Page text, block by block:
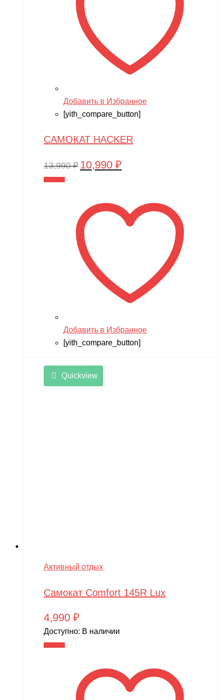
Добавить в Избранное
[yith_compare_button]
САМОКАТ HACKER
13,990₽ Первоначальная
13,990 ₽.
10,990 ₽
Добавить в Избранное
[yith_compare_button]
Quickview
Активный отдых
Самокат Comfort 145R Lux
4,990 ₽
Доступно: В наличии